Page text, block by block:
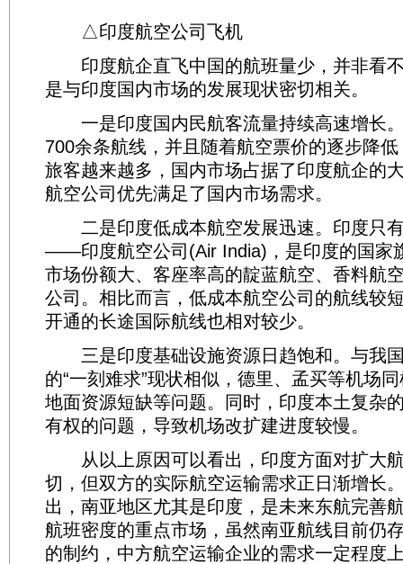
△印度航空公司飞机
印度航企直飞中国的航班量少，并非看
是与印度国内市场的发展现状密切相关。
一是印度国内民航客流量持续高速增长
700余条航线，并且随着航空票价的逐步降
旅客越来越多，国内市场占据了印度航企的
航空公司优先满足了国内市场需求。
二是印度低成本航空发展迅速。印度只
——印度航空公司(Air India)，是印度的国家
市场份额大、客座率高的靛蓝航空、香料航
公司。相比而言，低成本航空公司的航线较
开通的长途国际航线也相对较少。
三是印度基础设施资源日趋饱和。与我
的“一刻难求”现状相似，德里、孟买等机场
地面资源短缺等问题。同时，印度本土复杂
有权的问题，导致机场改扩建进度较慢。
从以上原因可以看出，印度方面对扩大
切，但双方的实际航空运输需求正日渐增长
出，南亚地区尤其是印度，是未来东航完善
航班密度的重点市场，虽然南亚航线目前仍
的制约，中方航空运输企业的需求一定程度